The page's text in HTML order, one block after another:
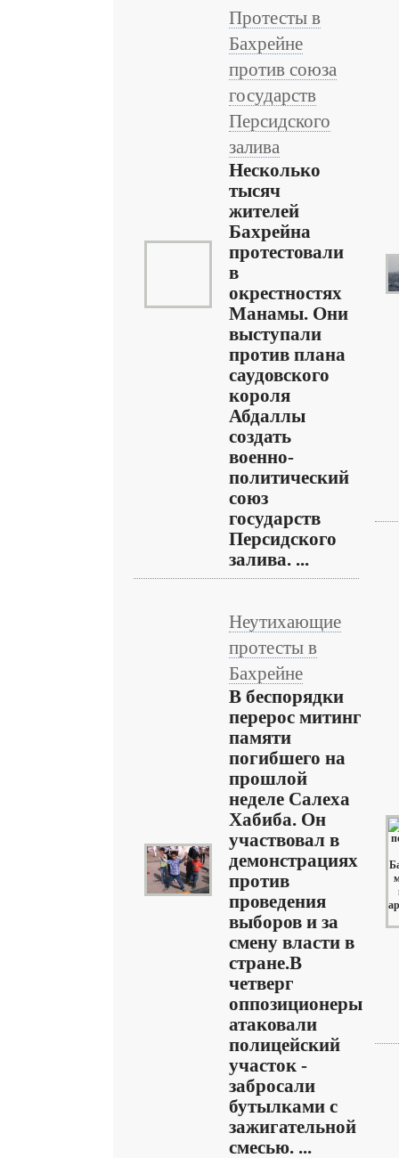
Протесты в
Бахрейне
против союза
государств
Персидского
залива
Несколько
тысяч
жителей
Бахрейна
протестовали
в
окрестностях
Манамы. Они
выступали
против плана
саудовского
короля
Абдаллы
создать
военно-
политический
союз
государств
Персидского
залива. ...
Неутихающие
протесты в
Бахрейне
В беспорядки
перерос митинг
памяти
погибшего на
прошлой
неделе Салеха
Хабиба. Он
участвовал в
демонстрациях
против
проведения
выборов и за
смену власти в
стране.В
четверг
оппозиционеры
атаковали
полицейский
участок -
забросали
бутылками с
зажигательной
смесью. ...